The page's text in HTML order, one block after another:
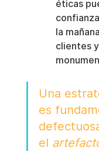
éticas
la
clientes
Una
es
el